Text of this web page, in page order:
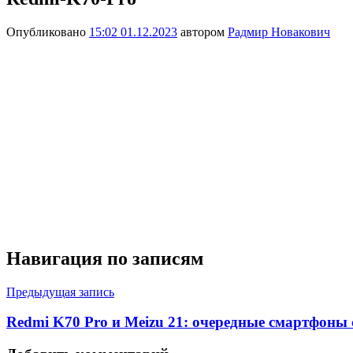
Опубликовано 15:02 01.12.2023 автором Радмир Новакович
Навигация по записям
Предыдущая запись
Redmi K70 Pro и Meizu 21: очередные смартфоны